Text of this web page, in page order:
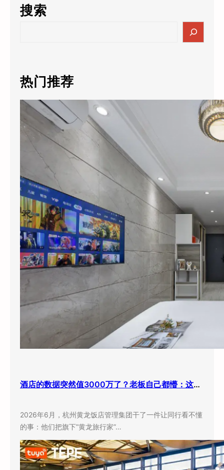
搜索
c
h
热门推荐
酒店的数据突然值3000万了？老板自己都懵：这玩意儿还能卖钱？
2026年6月，杭州黄龙饭店管理集团干了一件让同行看不懂
的事：他们把旗下”黄龙旅行家”…